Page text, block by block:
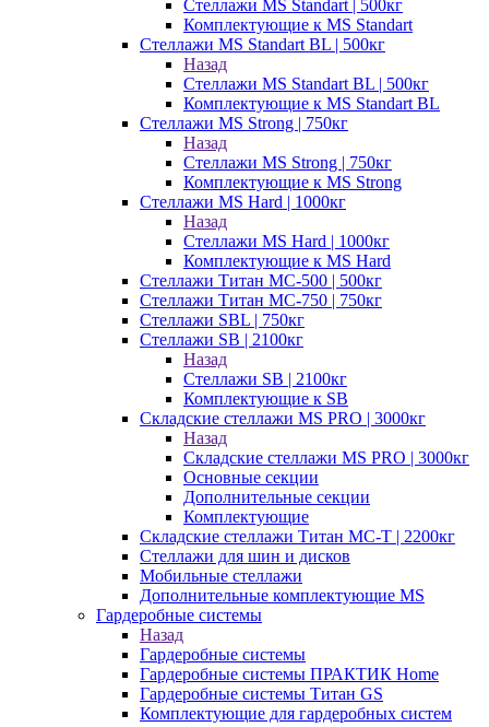
Стеллажи MS Standart | 500кг
Комплектующие к MS Standart
Стеллажи MS Standart BL | 500кг
Назад
Стеллажи MS Standart BL | 500кг
Комплектующие к MS Standart BL
Стеллажи MS Strong | 750кг
Назад
Стеллажи MS Strong | 750кг
Комплектующие к MS Strong
Стеллажи MS Hard | 1000кг
Назад
Стеллажи MS Hard | 1000кг
Комплектующие к MS Hard
Стеллажи Титан МС-500 | 500кг
Стеллажи Титан МС-750 | 750кг
Стеллажи SBL | 750кг
Стеллажи SB | 2100кг
Назад
Стеллажи SB | 2100кг
Комплектующие к SB
Складские стеллажи MS PRO | 3000кг
Назад
Складские стеллажи MS PRO | 3000кг
Основные секции
Дополнительные секции
Комплектующие
Складские стеллажи Титан МС-Т | 2200кг
Стеллажи для шин и дисков
Мобильные стеллажи
Дополнительные комплектующие MS
Гардеробные системы
Назад
Гардеробные системы
Гардеробные системы ПРАКТИК Home
Гардеробные системы Титан GS
Комплектующие для гардеробных систем